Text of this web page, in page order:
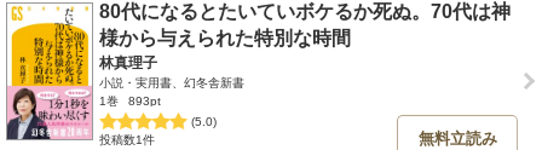
80代になるとたいていボケるか死ぬ。70代は神
様から与えられた特別な時間
林真理子
小説・実用書、幻冬舎新書
1巻
893pt
(5.0)
投稿数1件
無料立読み